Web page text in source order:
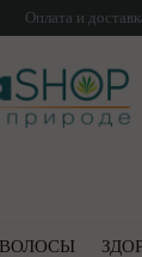
Оплата и
ВОЛОСЫ